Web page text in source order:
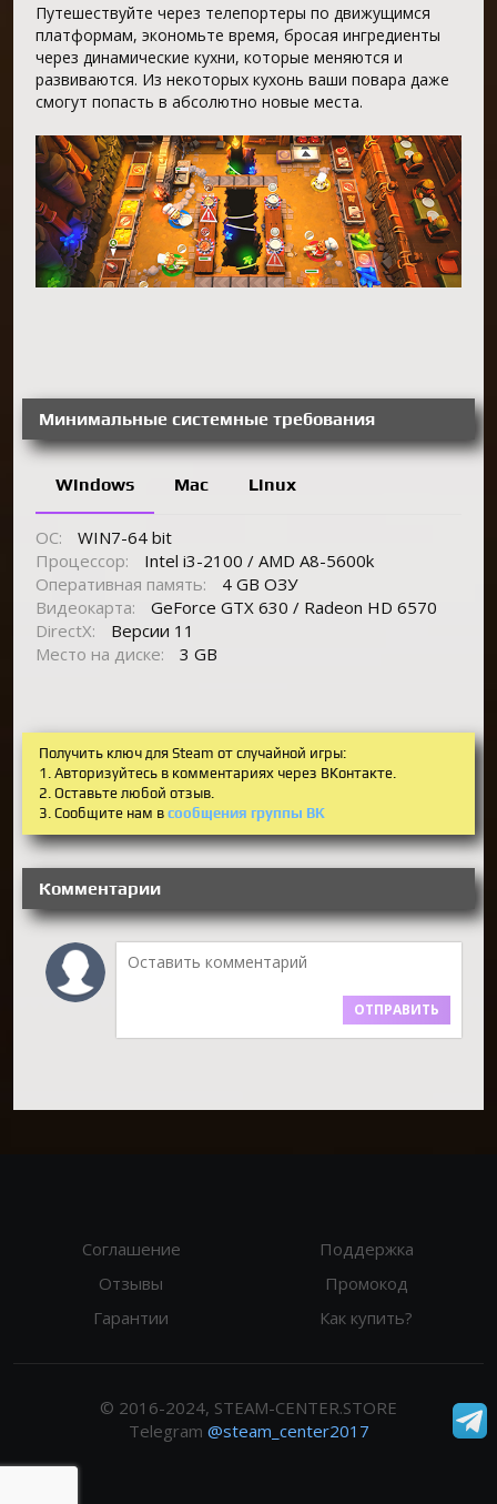
Путешествуйте через телепортеры по движущимся
платформам, экономьте время, бросая ингредиенты
через динамические кухни, которые меняются и
развиваются. Из некоторых кухонь ваши повара даже
смогут попасть в абсолютно новые места.
Минимальные системные требования
Windows Mac Linux
ОС:
WIN7-64 bit
Процессор:
Intel i3-2100 / AMD A8-5600k
Оперативная память:
4 GB ОЗУ
Видеокарта:
GeForce GTX 630 / Radeon HD 6570
DirectX:
Версии 11
Место на диске:
3 GB
Получить ключ для Steam от случайной игры:
1. Авторизуйтесь в комментариях через ВКонтакте.
2. Оставьте любой отзыв.
3. Сообщите нам в сообщения группы ВК
Комментарии
ОТПРАВИТЬ
© 2016-2024, STEAM-CENTER.STORE
Telegram @steam_center2017
Соглашение
Поддержка
Отзывы
Промокод
Гарантии
Как купить?